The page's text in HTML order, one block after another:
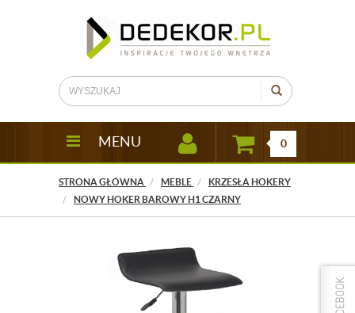
MENU 0
STRONA GŁÓWNA MEBLE
KRZESŁA HOKERY
NOWY HOKER BAROWY H1 CZARNY